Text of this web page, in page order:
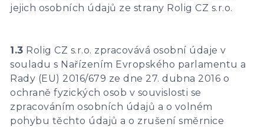
jejich osobních údajů ze strany Rolig CZ s.r.o.
1.3 Rolig CZ s.r.o. zpracovává osobní údaje v
souladu s Nařízením Evropského parlamentu a
Rady (EU) 2016/679 ze dne 27. dubna 2016 o
ochraně fyzických osob v souvislosti se
zpracováním osobních údajů a o volném
pohybu těchto údajů a o zrušení směrnice